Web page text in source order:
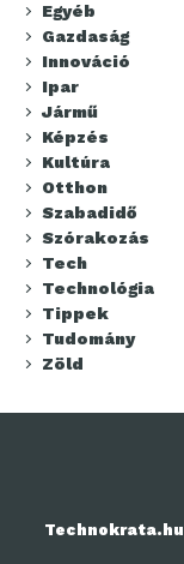
Egyéb
Gazdaság
Innováció
Ipar
Jármű
Képzés
Kultúra
Otthon
Szabadidő
Szórakozás
Tech
Technológia
Tippek
Tudomány
Zöld
Technokrata.hu